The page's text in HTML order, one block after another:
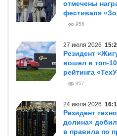
отмечены
фестиваля
956
27 июля 2026
Резидент
вошел в топ-
рейтинга
957
24 июля 2026
Резидент
долина»
в правила по